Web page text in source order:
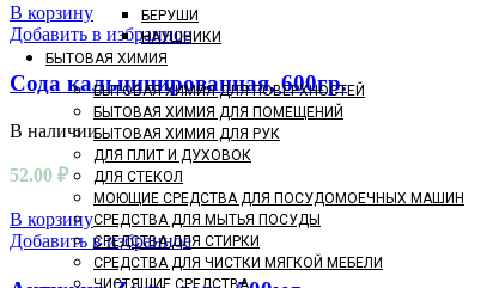
БЕРУШИ
НАУШНИКИ
БЫТОВАЯ ХИМИЯ
БЫТОВАЯ ХИМИЯ ДЛЯ ПОВЕРХНОСТЕЙ
БЫТОВАЯ ХИМИЯ ДЛЯ ПОМЕЩЕНИЙ
БЫТОВАЯ ХИМИЯ ДЛЯ РУК
ДЛЯ ПЛИТ И ДУХОВОК
ДЛЯ СТЕКОЛ
МОЮЩИЕ СРЕДСТВА ДЛЯ ПОСУДОМОЕЧНЫХ МАШИН
СРЕДСТВА ДЛЯ МЫТЬЯ ПОСУДЫ
СРЕДСТВА ДЛЯ СТИРКИ
СРЕДСТВА ДЛЯ ЧИСТКИ МЯГКОЙ МЕБЕЛИ
ЧИСТЯЩИЕ СРЕДСТВА
В корзину
Добавить в избранное
Сода кальцинированная, 600гр.
В наличии
52.00 ₽
В корзину
Добавить в избранное